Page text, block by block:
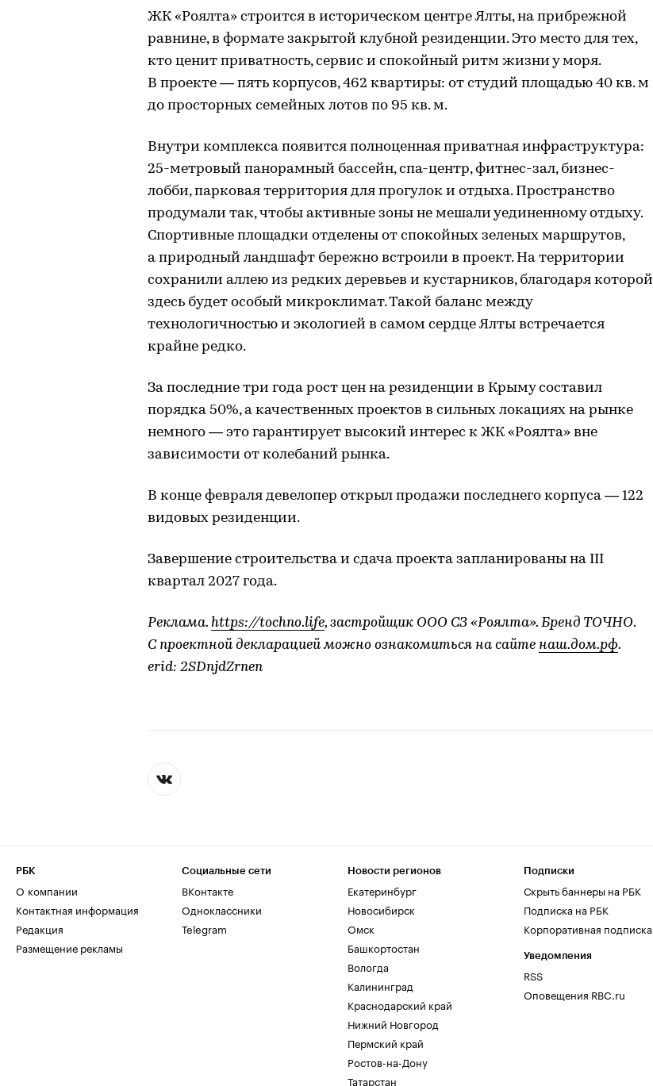
ЖК «Роялта» строится в историческом центре Ялты, на прибрежной
равнине, в формате закрытой клубной резиденции. Это место для тех,
кто ценит приватность, сервис и спокойный ритм жизни у моря.
В проекте — пять корпусов, 462 квартиры: от студий площадью 40 кв. м
до просторных семейных лотов по 95 кв. м.
Внутри комплекса появится полноценная приватная инфраструктура:
25-метровый панорамный бассейн, спа-центр, фитнес-зал, бизнес-
лобби, парковая территория для прогулок и отдыха. Пространство
продумали так, чтобы активные зоны не мешали уединенному отдыху.
Спортивные площадки отделены от спокойных зеленых маршрутов,
а природный ландшафт бережно встроили в проект. На территории
сохранили аллею из редких деревьев и кустарников, благодаря которой
здесь будет особый микроклимат. Такой баланс между
технологичностью и экологией в самом сердце Ялты встречается
крайне редко.
За последние три года рост цен на резиденции в Крыму составил
порядка 50%, а качественных проектов в сильных локациях на рынке
немного — это гарантирует высокий интерес к ЖК «Роялта» вне
зависимости от колебаний рынка.
В конце февраля девелопер открыл продажи последнего корпуса — 122
видовых резиденции.
Завершение строительства и сдача проекта запланированы на III
квартал 2027 года.
Реклама. https://tochno.life, застройщик ООО СЗ «Роялта». Бренд ТОЧНО.
С проектной декларацией можно ознакомиться на сайте наш.дом.рф.
erid: 2SDnjdZrnen
РБК
О компании
Контактная информация
Редакция
Размещение рекламы
Социальные сети
ВКонтакте
Одноклассники
Telegram
Новости регионов
Екатеринбург
Новосибирск
Омск
Башкортостан
Вологда
Калининград
Краснодарский край
Нижний Новгород
Пермский край
Ростов-на-Дону
Татарстан
Подписки
Скрыть баннеры на РБК
Подписка на РБК
Корпоративная подписка
Уведомления
RSS
Оповещения RBC.ru